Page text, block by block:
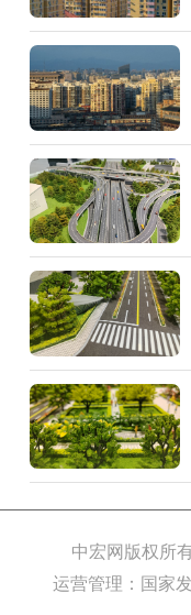
五
五”规
划
要
求
并
结
合
甘
肃
省
实
际，
有
序
推
进
中宏网版权所
运营管理：国家